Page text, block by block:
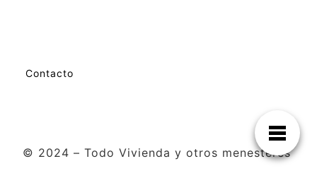
Contacto
© 2024 – Todo Vivienda y otros menesteres